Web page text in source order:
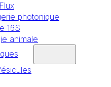
photonique
16S
animale